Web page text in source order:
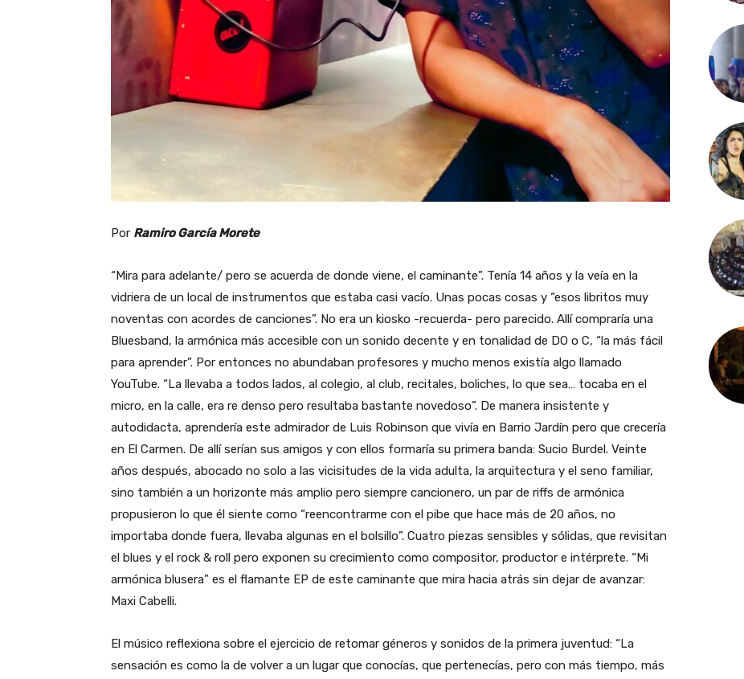
Por Ramiro García Morete
“Mira para adelante/ pero se acuerda de donde viene, el caminante”. Tenía 14 años y la veía en la
vidriera de un local de instrumentos que estaba casi vacío. Unas pocas cosas y “esos libritos muy
noventas con acordes de canciones”. No era un kiosko -recuerda- pero parecido. Allí compraría una
Bluesband, la armónica más accesible con un sonido decente y en tonalidad de DO o C, “la más fácil
para aprender”. Por entonces no abundaban profesores y mucho menos existía algo llamado
YouTube. “La llevaba a todos lados, al colegio, al club, recitales, boliches, lo que sea… tocaba en el
micro, en la calle, era re denso pero resultaba bastante novedoso”. De manera insistente y
autodidacta, aprendería este admirador de Luis Robinson que vivía en Barrio Jardín pero que crecería
en El Carmen. De allí serían sus amigos y con ellos formaría su primera banda: Sucio Burdel. Veinte
años después, abocado no solo a las vicisitudes de la vida adulta, la arquitectura y el seno familiar,
sino también a un horizonte más amplio pero siempre cancionero, un par de riffs de armónica
propusieron lo que él siente como “reencontrarme con el pibe que hace más de 20 años, no
importaba donde fuera, llevaba algunas en el bolsillo”. Cuatro piezas sensibles y sólidas, que revisitan
el blues y el rock & roll pero exponen su crecimiento como compositor, productor e intérprete. “Mi
armónica blusera” es el flamante EP de este caminante que mira hacia atrás sin dejar de avanzar:
Maxi Cabelli.
El músico reflexiona sobre el ejercicio de retomar géneros y sonidos de la primera juventud: “La
sensación es como la de volver a un lugar que conocías, que pertenecías, pero con más tiempo, más